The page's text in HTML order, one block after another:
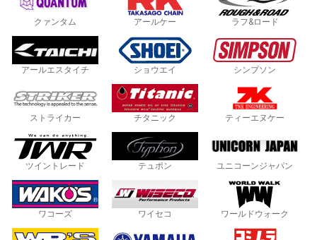
クァンタム アールケー ラフ&ロード
アールエスタイチ ショウエイ シンプソン
ストライカー チタニック ティーエヌケー
ツイントレード テュポン ユニコーンジャパン
ワコーズ ワイセコ ワールドウォーク